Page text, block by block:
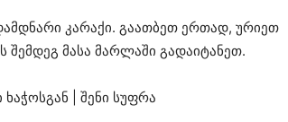
კარაქი. გაათბეთ ერთად, ურიეთ
შემდეგ მასა მარლაში გადაიტანეთ.